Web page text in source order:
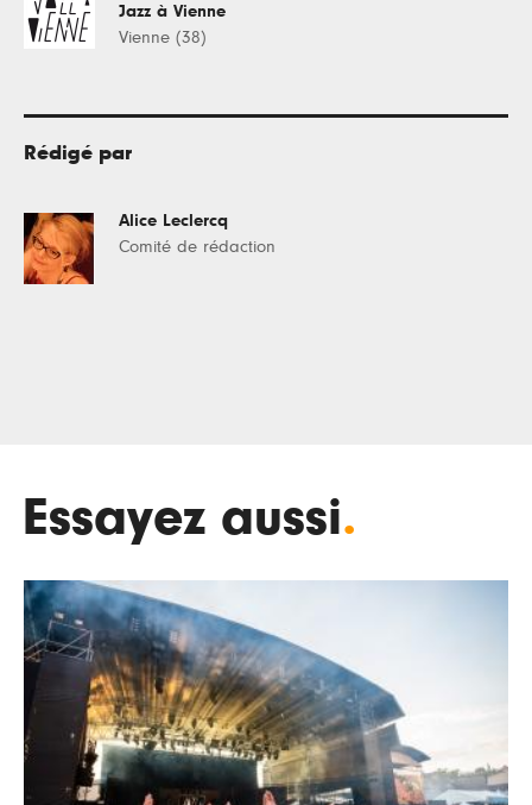
Jazz à Vienne
Vienne (38)
Rédigé par
Alice Leclercq
Comité de rédaction
Essayez aussi.